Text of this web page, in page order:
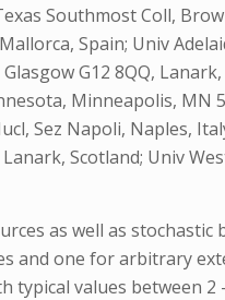
Southmost Coll,
Spain; Univ
G12 8QQ,
Minneapolis, MN
Sez Napoli, Naples,
Scotland; Univ
as well as
and one for arbitrary
values between